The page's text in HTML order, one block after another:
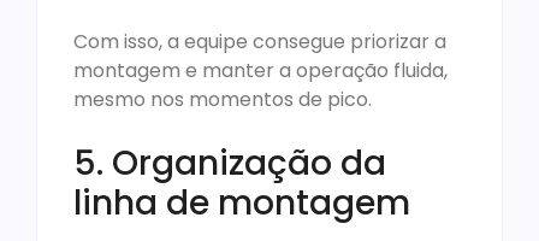
Com isso, a equipe consegue priorizar a
montagem e manter a operação fluida,
mesmo nos momentos de pico.
5. Organização da
linha de montagem